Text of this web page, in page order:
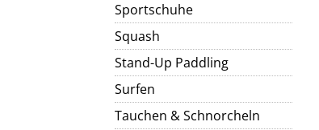
Sportschuhe
Squash
Stand-Up Paddling
Surfen
Tauchen & Schnorcheln